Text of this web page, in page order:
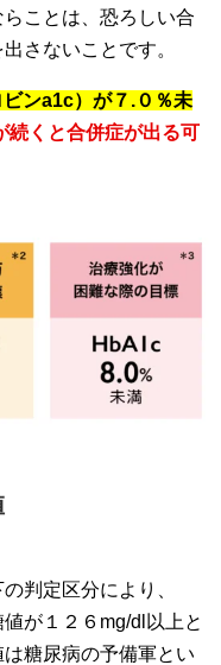
ことは、恐ろしい合
さないことです。
ンa1c）が７.０％未
続くと合併症が出る可
判定区分により、
が１２６mg/dl以上と
糖尿病の予備軍とい